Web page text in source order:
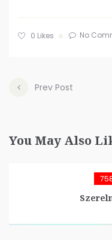
0 Likes No
Prev Post
You May Also